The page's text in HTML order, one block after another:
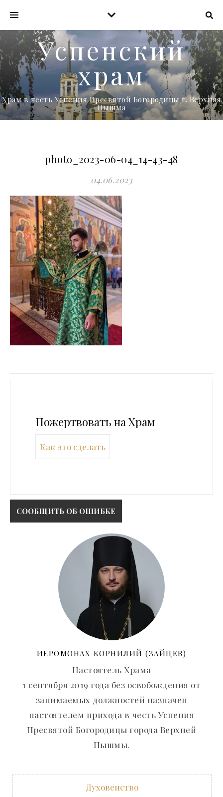
Успенский
храм
Храм в честь Успения Пресвятой Богородицы г. Верхняя
Пышма
photo_2023-06-04_14-43-48
04.06.2023
Пожертвовать на Храм
Как это сделать
ИЕРОМОНАХ КОРНИЛИЙ (ЗАЙЦЕВ)
Настоятель Храма
1 сентября 2019 года без освобождения от
занимаемых должностей назначен
настоятелем прихода в честь Успения
Пресвятой Богородицы города Верхней
Пышмы.
Духовенство